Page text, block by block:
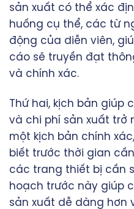
sản xuất có thể xác
huống cụ thể, các từ
động của diễn viên,
cáo sẽ truyền đạt
và chính xác.
Thứ hai, kịch bản giúp
và chi phí sản xuất trở
một kịch bản chính
biết trước thời gian
các trang thiết bị cần
hoạch trước này giúp
sản xuất dễ dàng hơn